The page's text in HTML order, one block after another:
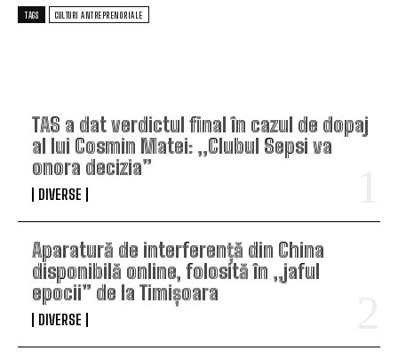
TAS a dat verdictul final în cazul de dopaj
al lui Cosmin Matei: „Clubul Sepsi va
onora decizia”
DIVERSE
Aparatură de interferență din China
disponibilă online, folosită în „jaful
epocii” de la Timișoara
DIVERSE
TAGS CULTURI ANTREPRENORIALE